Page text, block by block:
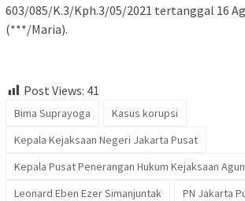
603/085/K.3/Kph.3/05/2021 tertanggal 16
(***/Maria).
Post Views: 41
Bima Suprayoga
Kasus korupsi
Kepala Kejaksaan Negeri Jakarta Pusat
Kepala Pusat Penerangan Hukum Kejaksaan
Leonard Eben Ezer Simanjuntak
PN Jakarta